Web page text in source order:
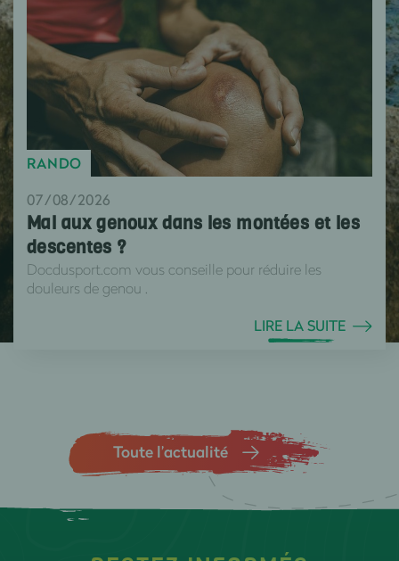
RANDO
07/08/2026
Mal aux genoux dans les montées et les
descentes ?
Docdusport.com vous conseille pour réduire les
douleurs de genou .
LIRE LA SUITE
Toute l’actualité